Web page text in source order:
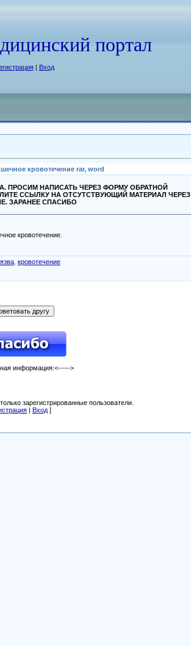
портал
| Вход
кровотечение rar, word
ПРОСИМ НАПИСАТЬ ЧЕРЕЗ ФОРМУ ОБРАТНОЙ
ССЫЛКУ НА ОТСУТСТВУЮЩИЙ МАТЕРИАЛ ЧЕРЕЗ
ЗАРАНЕЕ СПАСИБО
кровотечение.
язва кровотечение
информация:<----->
зарегистрированные пользователи.
| Вход ]